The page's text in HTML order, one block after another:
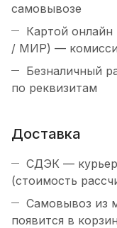
самовывозе
Картой онлайн
/ МИР) —
Безналичный
по реквизитам
Доставка
СДЭК —
(стоимость
Самовывоз из
появится в